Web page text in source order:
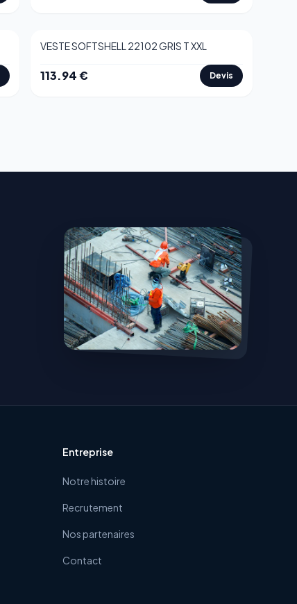
VESTE SOFTSHELL 22102 GRIS T XXL
113.94€ Devis
Entreprise
Notre histoire
Recrutement
Nos partenaires
Contact